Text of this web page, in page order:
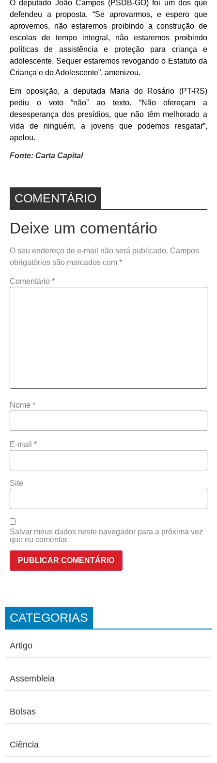
O deputado João Campos (PSDB-GO) foi um dos que
defendeu a proposta. “Se aprovarmos, e espero que
aprovemos, não estaremos proibindo a construção de
escolas de tempo integral, não estaremos proibindo
políticas de assistência e proteção para criança e
adolescente. Sequer estaremos revogando o Estatuto da
Criança e do Adolescente”, amenizou.
Em oposição, a deputada Maria do Rosário (PT-RS)
pediu o voto “não” ao texto. “Não ofereçam a
desesperança dos presídios, que não têm melhorado a
vida de ninguém, a jovens que podemos resgatar”,
apelou.
Fonte: Carta Capital
COMENTÁRIO
Deixe um comentário
O seu endereço de e-mail não será publicado. Campos
obrigatórios são marcados com *
Comentário *
Nome *
E-mail *
Site
Salvar meus dados neste navegador para a próxima vez
que eu comentar.
CATEGORIAS
Artigo
Assembleia
Bolsas
Ciência